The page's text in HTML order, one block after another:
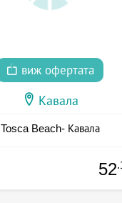
виж офертата
Кавала
Tosca Beach- Кавала
52